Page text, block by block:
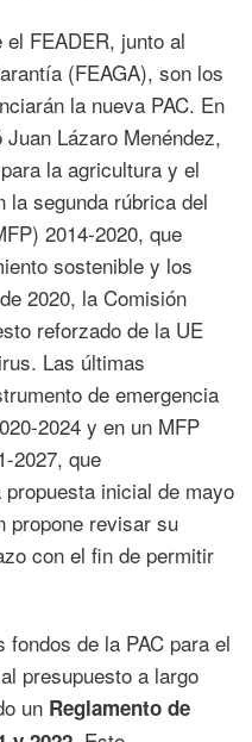
FEADER, junto al
(FEAGA), son los
la nueva PAC. En
Lázaro Menéndez,
la agricultura y el
la segunda rúbrica del
2014-2020, que
sostenible y los
2020, la Comisión
reforzado de la UE
Las últimas
de emergencia
2024 y en un MFP
2027, que
inicial de mayo
propone revisar su
con el fin de permitir
de la PAC para el
presupuesto a largo
un Reglamento de